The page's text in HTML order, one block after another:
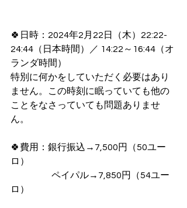
🍀日時：2024年2月22日（木）22:22-
24:44（日本時間）／ 14:22～16:44（オ
ランダ時間）
特別に何かをしていただく必要はあり
ません。この時刻に眠っていても他の
ことをなさっていても問題ありませ
ん。
🍀費用：銀行振込→7,500円（50ユー
ロ）
ペイパル→7,850円（54ユー
ロ）